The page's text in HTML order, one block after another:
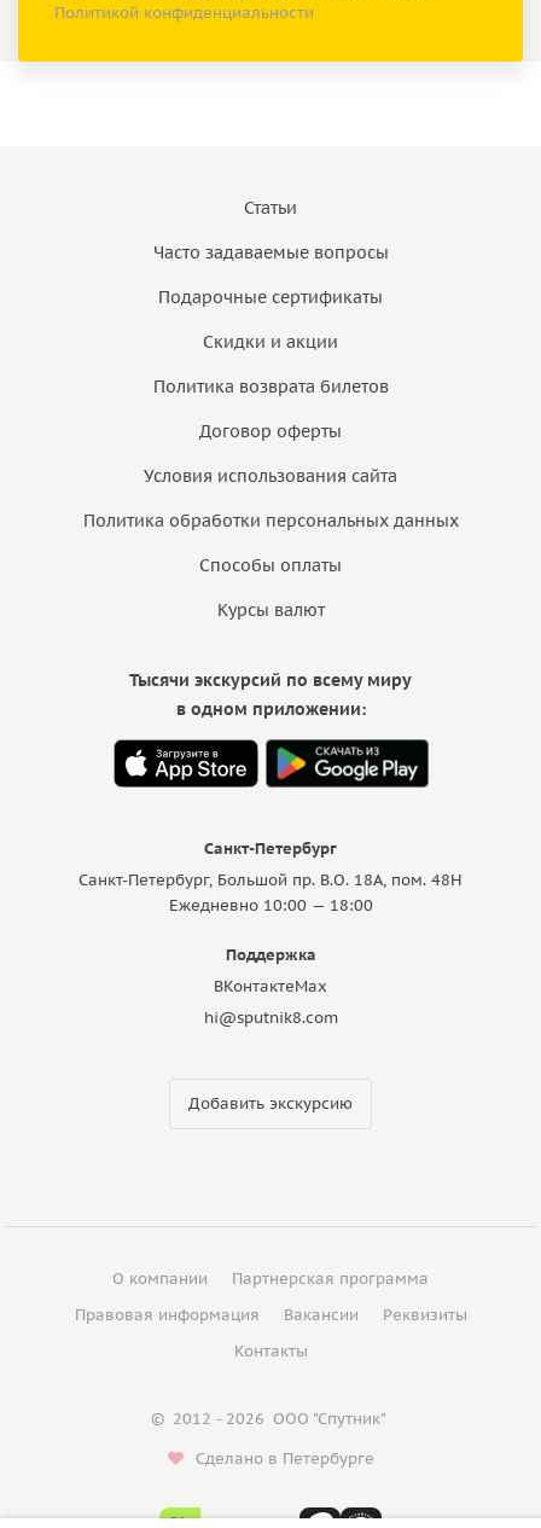
Политикой конфиденциальности
Статьи
Часто задаваемые вопросы
Подарочные сертификаты
Скидки и акции
Политика возврата билетов
Договор оферты
Условия использования сайта
Политика обработки персональных данных
Способы оплаты
Курсы валют
Санкт-Петербург
Санкт-Петербург, Большой пр. В.О. 18A, пом. 48Н
Ежедневно 10:00 — 18:00
Поддержка
ВКонтактеMax
hi@sputnik8.com
Добавить экскурсию
Тысячи экскурсий по всему миру
в одном приложении:
О компании
Партнерская программа
Правовая информация
Вакансии
Реквизиты
Контакты
© 2012 - 2026 ООО "Спутник"
Сделано в Петербурге